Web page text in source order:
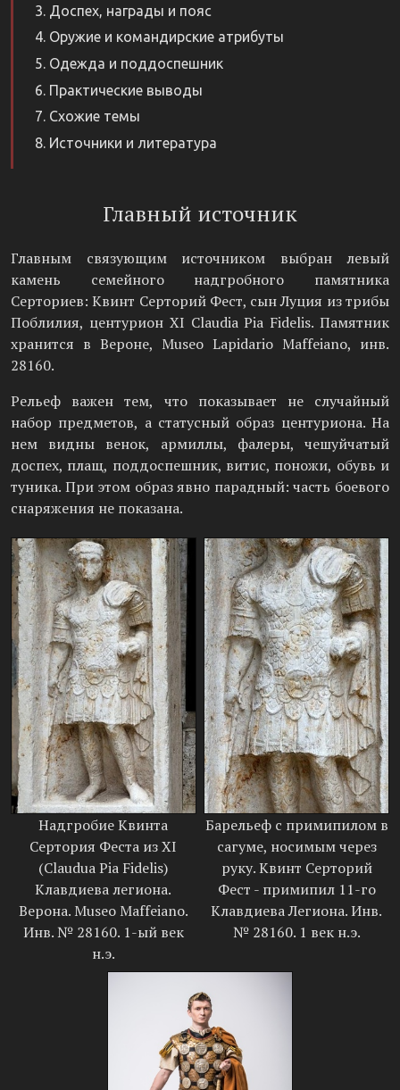
Доспех, награды и пояс
Оружие и командирские атрибуты
Одежда и поддоспешник
Практические выводы
Схожие темы
Источники и литература
Главный источник
Главным связующим источником выбран левый
камень семейного надгробного памятника
Серториев: Квинт Серторий Фест, сын Луция из трибы
Поблилия, центурион XI Claudia Pia Fidelis. Памятник
хранится в Вероне, Museo Lapidario Maffeiano, инв.
28160.
Рельеф важен тем, что показывает не случайный
набор предметов, а статусный образ центуриона. На
нем видны венок, армиллы, фалеры, чешуйчатый
доспех, плащ, поддоспешник, витис, поножи, обувь и
туника. При этом образ явно парадный: часть боевого
снаряжения не показана.
Надгробие Квинта
Сертория Феста из XI
(Claudua Pia Fidelis)
Клавдиева легиона.
Верона. Museo Maffeiano.
Инв. № 28160. 1-ый век
н.э.
Барельеф с примипилом в
сагуме, носимым через
руку. Квинт Серторий
Фест - примипил 11-го
Клавдиева Легиона. Инв.
№ 28160. 1 век н.э.